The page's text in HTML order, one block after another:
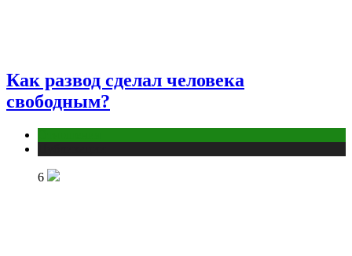
Как развод сделал человека
свободным?
6